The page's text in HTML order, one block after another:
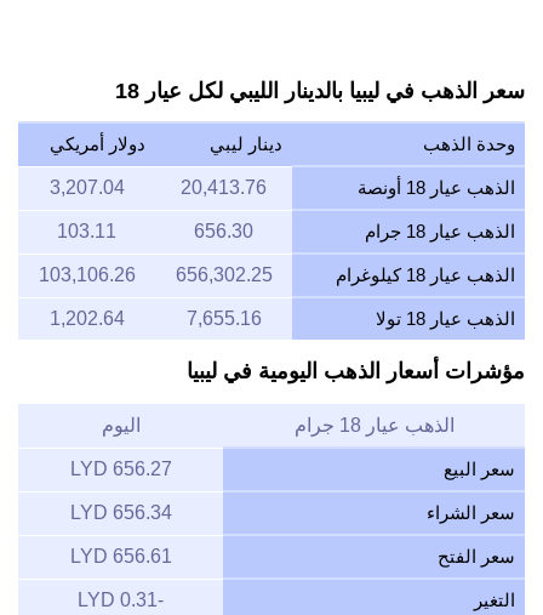
سعر الذهب في ليبيا بالدينار الليبي لكل عيار 18
وحدة الذهب دينار ليبي دولار أمريكي
الذهب عيار 18 أونصة 20,413.76
3,207.04
الذهب عيار 18 جرام 656.30
103.11
الذهب عيار 18 كيلوغرام 656,302.25
103,106.26
الذهب عيار 18 تولا 7,655.16
1,202.64
مؤشرات أسعار الذهب اليومية في ليبيا
الذهب عيار 18 جرام اليوم
سعر البيع 656.27 LYD
سعر الشراء 656.34 LYD
سعر الفتح 656.61 LYD
التغير -0.31 LYD